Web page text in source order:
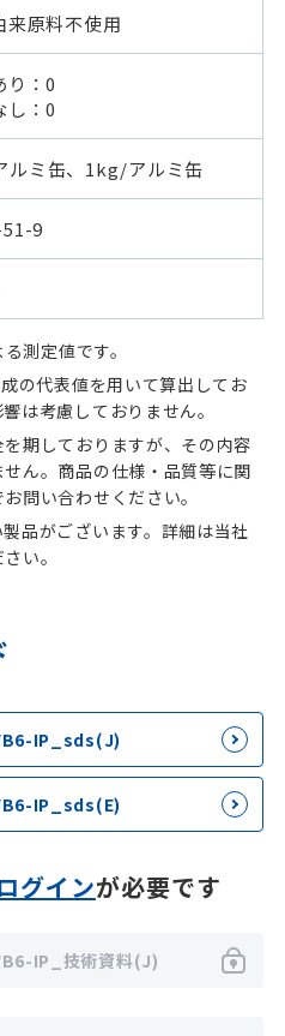
来原料不使用
り：0
し：0
ルミ缶、1kg/アルミ缶
9
測定値です。
の代表値を用いて算出してお
は考慮しておりません。
期しておりますが、その内容
ん。商品の仕様・品質等に関
問い合わせください。
品がございます。詳細は当社
い。
IP_sds(J)
IP_sds(E)
グインが必要です
IP_技術資料(J)